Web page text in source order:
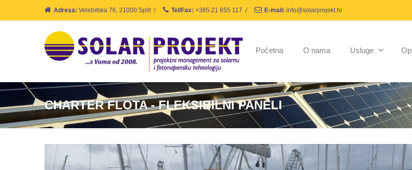
Adresa: Velebitska 76, 21000 Split / Tel/Fax: +385 21 655 117 / E-mail: info@solarprojekt.hr
Početna O nama Usluge
CHARTER FLOTA - FLEKSIBILNI PANELI